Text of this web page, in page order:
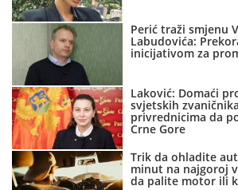
Perić traži smjenu
Labudovića:
inicijativom za
Laković: Domaći
svjetskih
privrednicima da
Crne Gore
Trik da ohladite
minut na najgoroj
da palite motor ili